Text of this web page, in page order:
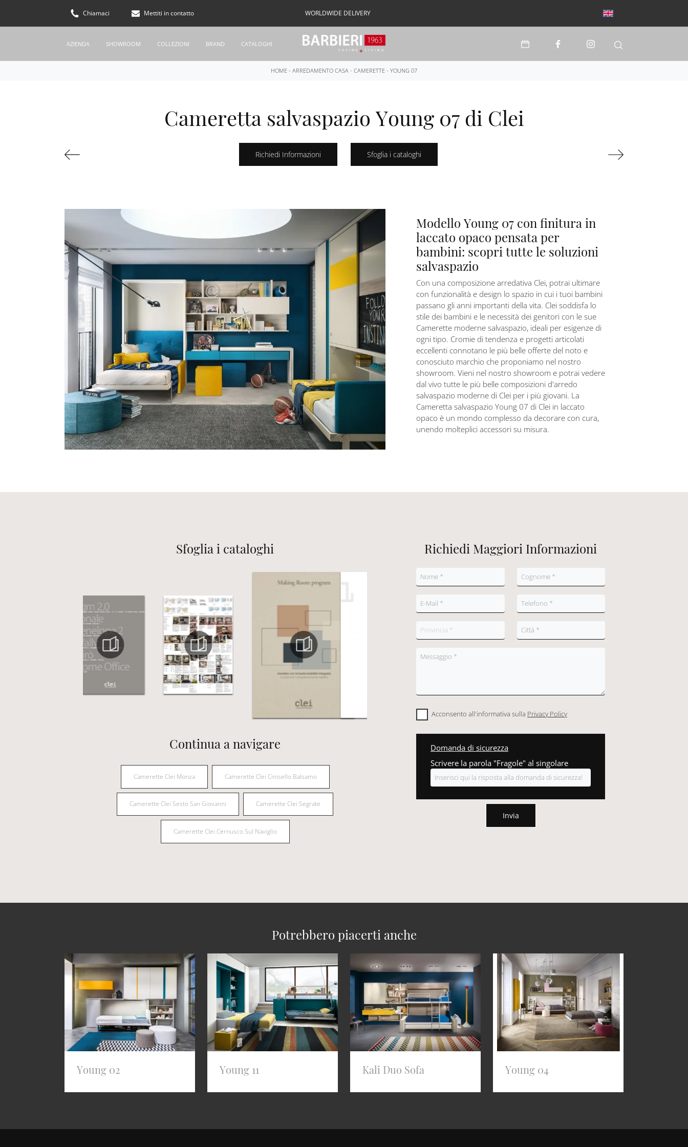
Chiamaci Mettiti in contatto WORLDWIDE DELIVERY
AZIENDA SHOWROOM COLLEZIONI BRAND CATALOGHI
HOME - ARREDAMENTO CASA - CAMERETTE - YOUNG 07
Cameretta salvaspazio Young 07 di Clei
Richiedi Informazioni Sfoglia i cataloghi
Modello Young 07 con finitura in
laccato opaco pensata per
bambini: scopri tutte le soluzioni
salvaspazio
Con una composizione arredativa Clei, potrai ultimare
con funzionalità e design lo spazio in cui i tuoi bambini
passano gli anni importanti della vita. Clei soddisfa lo
stile dei bambini e le necessità dei genitori con le sue
Camerette moderne salvaspazio, ideali per esigenze di
ogni tipo. Cromie di tendenza e progetti articolati
eccellenti connotano le più belle offerte del noto e
conosciuto marchio che proponiamo nel nostro
showroom. Vieni nel nostro showroom e potrai vedere
dal vivo tutte le più belle composizioni d'arredo
salvaspazio moderne di Clei per i più giovani. La
Cameretta salvaspazio Young 07 di Clei in laccato
opaco è un mondo complesso da decorare con cura,
unendo molteplici accessori su misura.
Sfoglia i cataloghi
Continua a navigare
Camerette Clei Monza Camerette Clei Cinisello Balsamo
Camerette Clei Sesto San Giovanni Camerette Clei Segrate
Camerette Clei Cernusco Sul Naviglio
Richiedi Maggiori Informazioni
Acconsento all'informativa sulla Privacy Policy
Domanda di sicurezza
Scrivere la parola "Fragole" al singolare
Invia
Potrebbero piacerti anche
Young 02 Young 11 Kali Duo Sofa Young 04